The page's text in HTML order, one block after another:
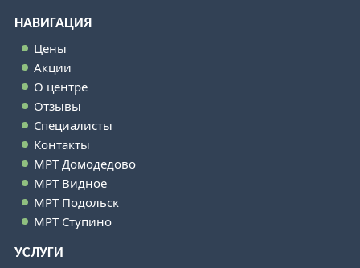
НАВИГАЦИЯ
Цены
Акции
О центре
Отзывы
Специалисты
Контакты
МРТ Домодедово
МРТ Видное
МРТ Подольск
МРТ Ступино
УСЛУГИ